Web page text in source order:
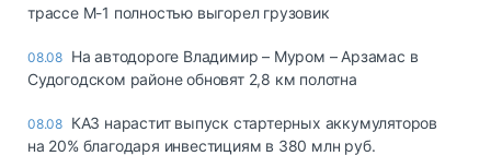
трассе М-1 полностью выгорел грузовик
08.08 На автодороге Владимир – Муром – Арзамас в
Судогодском районе обновят 2,8 км полотна
08.08 КАЗ нарастит выпуск стартерных аккумуляторов
на 20% благодаря инвестициям в 380 млн руб.